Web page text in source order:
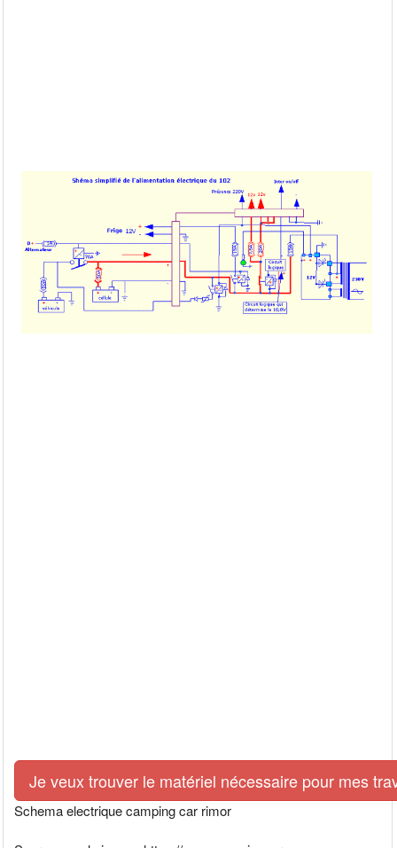
Je veux trouver le matériel nécessaire pour mes
Schema electrique camping car rimor